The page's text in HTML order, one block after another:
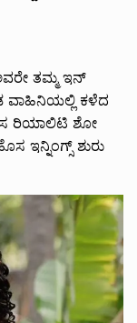
ತಮ್ಮ ಇನ್
ವಾಹಿನಿಯಲ್ಲಿ ಕಳೆದ
ರಿಯಾಲಿಟಿ ಶೋ
ಇನ್ನಿಂಗ್ಸ್ ಶುರು